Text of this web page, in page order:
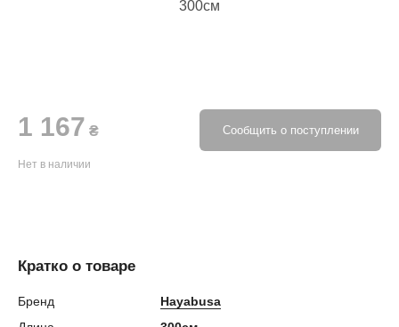
1 167 ₴
Нет в наличии
Сообщить о поступлении
Кратко о товаре
Бренд
Hayabusa